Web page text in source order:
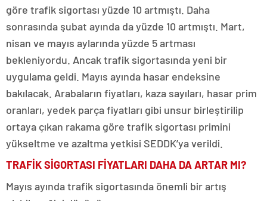
göre trafik sigortası yüzde 10 artmıştı. Daha
sonrasında şubat ayında da yüzde 10 artmıştı. Mart,
nisan ve mayıs aylarında yüzde 5 artması
bekleniyordu. Ancak trafik sigortasında yeni bir
uygulama geldi. Mayıs ayında hasar endeksine
bakılacak. Arabaların fiyatları, kaza sayıları, hasar prim
oranları, yedek parça fiyatları gibi unsur birleştirilip
ortaya çıkan rakama göre trafik sigortası primini
yükseltme ve azaltma yetkisi SEDDK’ya verildi.
TRAFİK SİGORTASI FİYATLARI DAHA DA ARTAR MI?
Mayıs ayında trafik sigortasında önemli bir artış